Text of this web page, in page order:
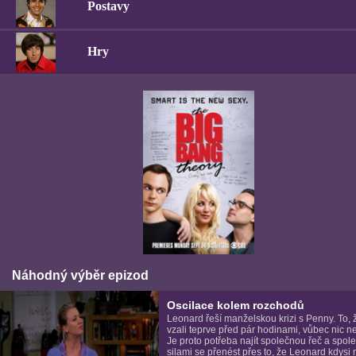
Postavy
Hry
Náhodný výběr epizod
Oscilace kolem rozchodů
Leonard řeší manželskou krizi s Penny. To,
vzali teprve před pár hodinami, vůbec nic
Je proto potřeba najít společnou řeč a
silami se přenést přes to, že Leonard kdysi